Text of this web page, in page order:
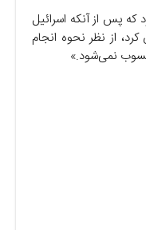
که پس از آنکه اسرائیل
از نظر نحوه انجام
نمی‌شود.»